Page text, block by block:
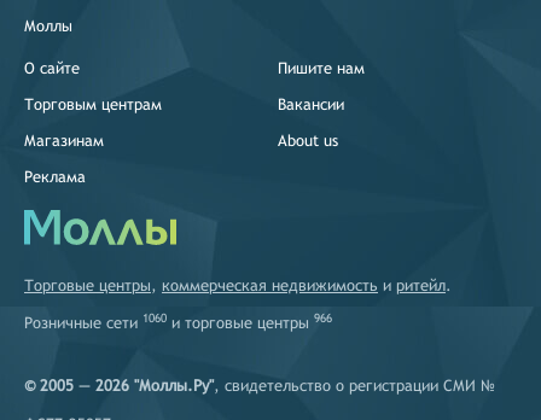
Моллы
О сайте
Торговым центрам
Магазинам
Реклама
Пишите нам
Вакансии
About us
Торговые центры, коммерческая недвижимость и ритейл.
Розничные сети 1060 и торговые центры 966
© 2005 — 2026 "Моллы.Ру", свидетельство о регистрации СМИ №